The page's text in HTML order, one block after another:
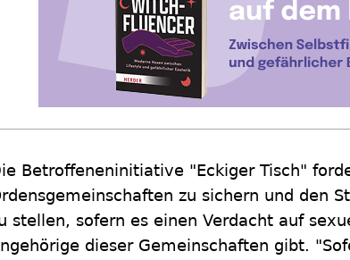
Betroffeneninitiative "Eckiger Tisch"
zu sichern und den
stellen, sofern es einen Verdacht auf
dieser Gemeinschaften gibt.